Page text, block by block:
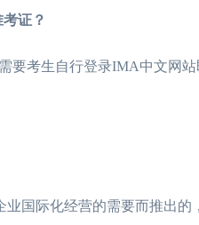
证？
要考生自行登录IMA中文网
业国际化经营的需要而推出